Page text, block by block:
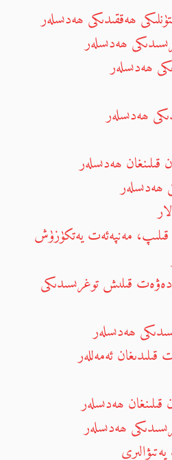
ھەققىدىكى ھەدىسلەر
ھەدىسلەر
ھەدىسلەر
ھەدىسلەر
قىلىنغان ھەدىسلەر
ھەدىسلەر
مەنپەئەت يەتكۈزۈش
قىلىش توغرىسىدىكى
ھەدىسلەر
ئەمەللەر
قىلىنغان ھەدىسلەر
ھەدىسلەر